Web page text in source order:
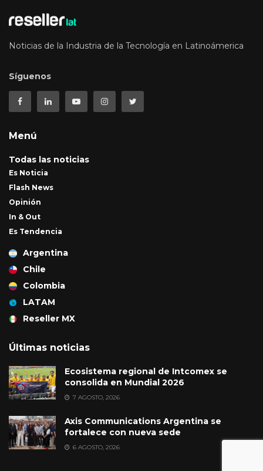
Noticias de la Industria de la Tecnología en Latinoámerica
Síguenos
Menú
Todas las noticias
Es Noticia
Flash News
Opinión
In & Out
Es Tendencia
Argentina
Chile
Colombia
LATAM
Reseller MX
Últimas noticias
Ecosistema regional de Intcomex se
consolida en Mundial 2026
7 AGOSTO, 2026
Axis Communications Argentina se
fortalece con nueva sede
6 AGOSTO, 2026